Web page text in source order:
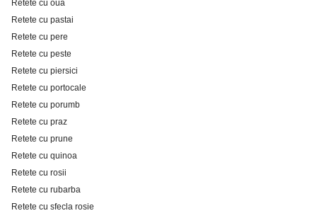
Retete cu oua
Retete cu pastai
Retete cu pere
Retete cu peste
Retete cu piersici
Retete cu portocale
Retete cu porumb
Retete cu praz
Retete cu prune
Retete cu quinoa
Retete cu rosii
Retete cu rubarba
Retete cu sfecla rosie